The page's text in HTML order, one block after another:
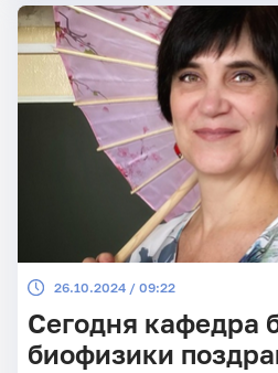
«Наука будущего – наука
26.10.2024 / 09:22
Сегодня кафедра
биофизики